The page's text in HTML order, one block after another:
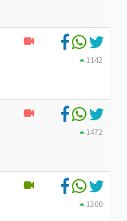
1142
1472
1200